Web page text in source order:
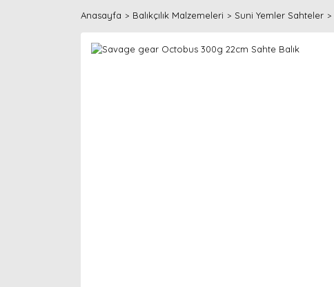
Anasayfa Balıkçılık Malzemeleri Suni Yemler Sahteler